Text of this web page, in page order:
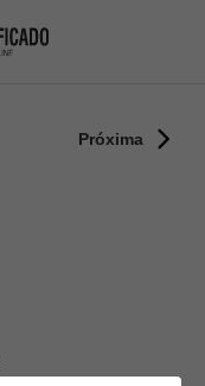
Próxima